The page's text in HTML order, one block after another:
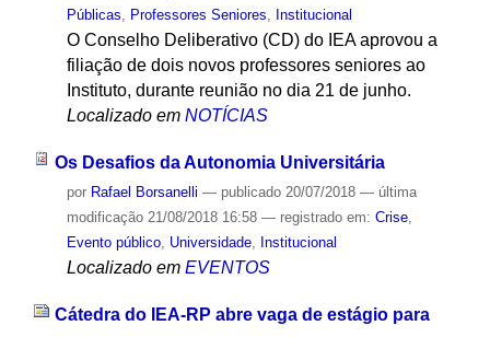
Públicas, Professores Seniores, Institucional
O Conselho Deliberativo (CD) do IEA aprovou a
filiação de dois novos professores seniores ao
Instituto, durante reunião no dia 21 de junho.
Localizado em NOTÍCIAS
Os Desafios da Autonomia Universitária
por Rafael Borsanelli — publicado20/07/2018 — última
modificação21/08/2018 16:58 — registrado em: Crise,
Evento público, Universidade, Institucional
Localizado em EVENTOS
Cátedra do IEA-RP abre vaga de estágio para